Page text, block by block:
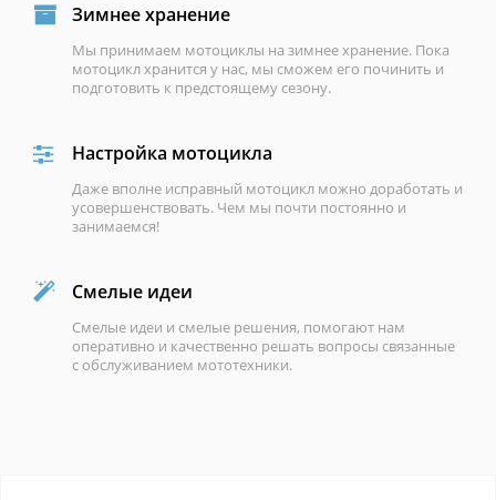
Зимнее хранение
Мы принимаем мотоциклы на зимнее хранение. Пока
мотоцикл хранится у нас, мы сможем его починить и
подготовить к предстоящему сезону.
Настройка мотоцикла
Даже вполне исправный мотоцикл можно доработать и
усовершенствовать. Чем мы почти постоянно и
занимаемся!
Смелые идеи
Смелые идеи и смелые решения, помогают нам
оперативно и качественно решать вопросы связанные
с обслуживанием мототехники.